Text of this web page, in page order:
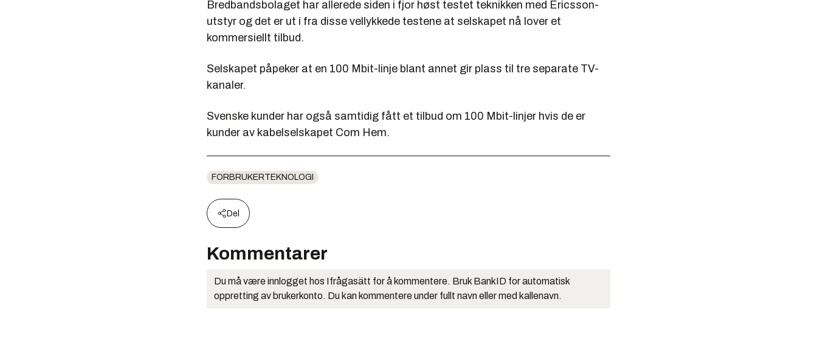
Bredbandsbolaget har allerede siden i fjor høst testet teknikken med Ericsson-
utstyr og det er ut i fra disse vellykkede testene at selskapet nå lover et
kommersiellt tilbud.
Selskapet påpeker at en 100 Mbit-linje blant annet gir plass til tre separate TV-
kanaler.
Svenske kunder har også samtidig fått et tilbud om 100 Mbit-linjer hvis de er
kunder av kabelselskapet Com Hem.
FORBRUKERTEKNOLOGI
Del
Kommentarer
Du må være innlogget hos Ifrågasätt for å kommentere. Bruk BankID for automatisk
oppretting av brukerkonto. Du kan kommentere under fullt navn eller med kallenavn.